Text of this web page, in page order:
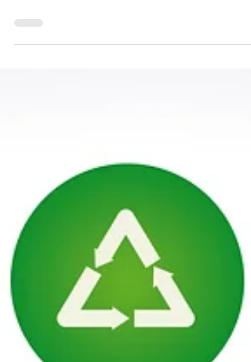
Università Cattaneo dal titolo “Fermento...